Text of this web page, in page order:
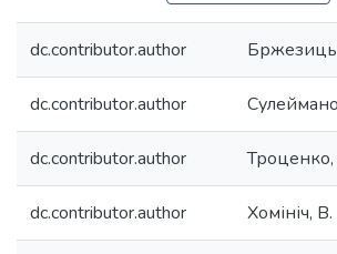
dc.contributor.author
dc.contributor.author
dc.contributor.author
dc.contributor.author Хомініч, В.